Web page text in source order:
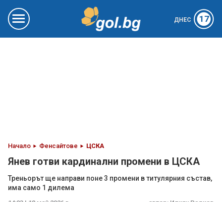
ДНЕС 17
Начало Фенсайтове ЦСКА
Янев готви кардинални промени в ЦСКА
Треньорът ще направи поне 3 промени в титулярния състав,
има само 1 дилема